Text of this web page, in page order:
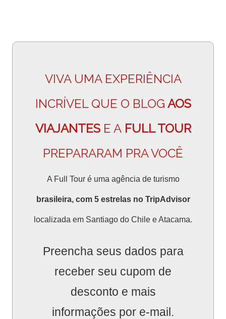
VIVA UMA EXPERIÊNCIA
INCRÍVEL QUE O BLOG AOS
VIAJANTES E AFULL TOUR
PREPARARAM PRA VOCÊ
A Full Tour é uma agência de turismo
brasileira, com 5 estrelas no TripAdvisor
localizada em Santiago do Chile e Atacama.
Preencha seus dados para
receber seu cupom de
desconto e mais
informações por e-mail.